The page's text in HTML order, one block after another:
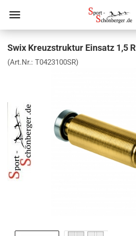
Swix Kreuzstruktur Einsatz 1,5 R
(Art.Nr.: T0423100SR)